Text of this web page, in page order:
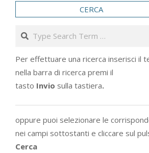
CERCA
Search
Per effettuare una ricerca inserisci il
nella barra di ricerca premi il
tasto Invio sulla tastiera.
oppure puoi selezionare le
nei campi sottostanti e cliccare sul
Cerca